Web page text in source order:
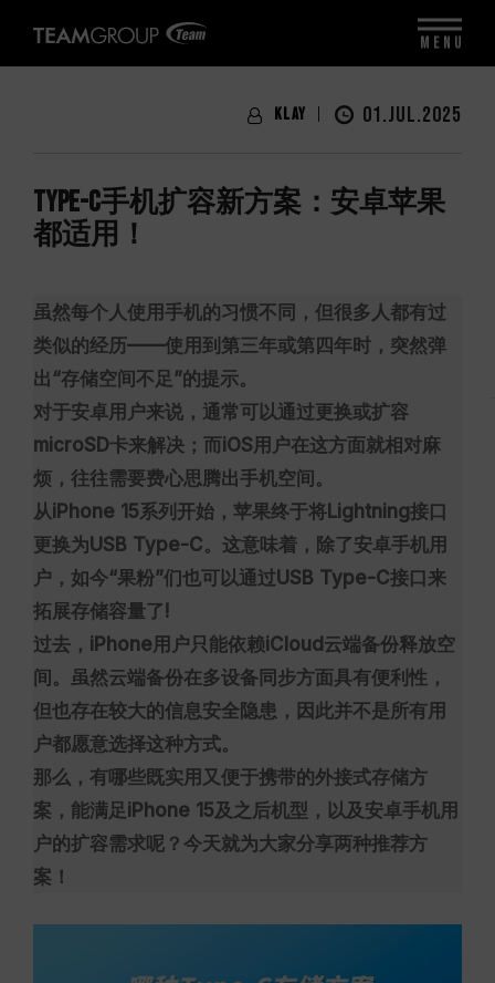
Klay 01.JUL.2025
Type-C手机扩容新方案：安卓苹果
都适用！
虽然每个人使用手机的习惯不同，但很多人都有过
类似的经历——使用到第三年或第四年时，突然弹
出“存储空间不足”的提示。
对于安卓用户来说，通常可以通过更换或扩容
microSD卡来解决；而iOS用户在这方面就相对麻
烦，往往需要费心思腾出手机空间。
从iPhone 15系列开始，苹果终于将Lightning接口
更换为USB Type-C。这意味着，除了安卓手机用
户，如今“果粉”们也可以通过USB Type-C接口来
拓展存储容量了!
过去，iPhone用户只能依赖iCloud云端备份释放空
间。虽然云端备份在多设备同步方面具有便利性，
但也存在较大的信息安全隐患，因此并不是所有用
户都愿意选择这种方式。
那么，有哪些既实用又便于携带的外接式存储方
案，能满足iPhone 15及之后机型，以及安卓手机用
户的扩容需求呢？今天就为大家分享两种推荐方
案！
MENU